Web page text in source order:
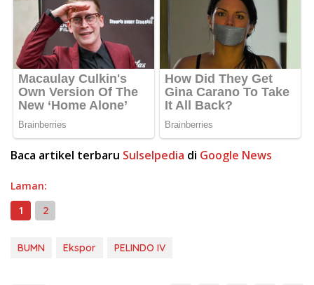
Baca artikel terbaru Sulselpedia di Google News
Laman:
1
2
BUMN Ekspor PELINDO IV